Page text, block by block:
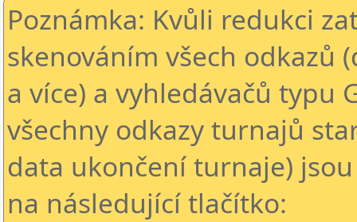
Poznámka: Kvůli redukci
skenováním všech odkazů
a více) a vyhledávačů typu
všechny odkazy turnajů
data ukončení turnaje)
na následující tlačítko: